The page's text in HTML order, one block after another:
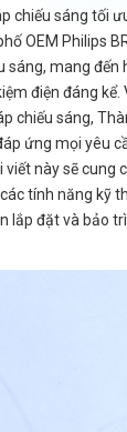
chiếu sáng tối
OEM Philips
sáng, mang
điện đáng
chiếu sáng,
ứng mọi yêu
viết này sẽ cung
tính năng kỹ
lắp đặt và bảo